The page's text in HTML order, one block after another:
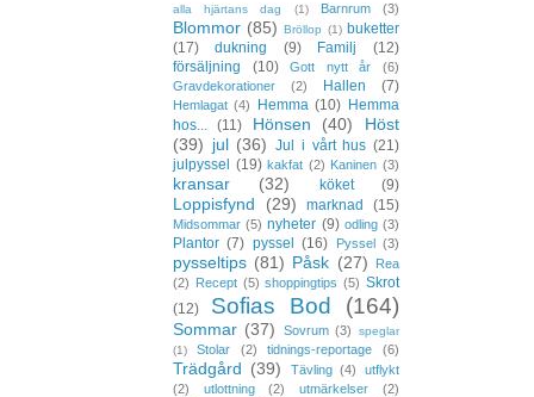
alla hjärtans dag (1) Barnrum (3)
Blommor (85) Bröllop (1) buketter
(17)
dukning (9) Familj
(12)
försäljning
(10) Gott nytt år
(6)
Gravdekorationer
(2) Hallen (7)
Hemlagat (4) Hemma (10) Hemma
hos...
(11) Hönsen (40)
Höst
(39) jul (36) Jul i vårt hus (21)
julpyssel
(19) kakfat (2) Kaninen (3)
kransar (32) köket (9)
Loppisfynd (29) marknad (15)
Midsommar (5) nyheter (9) odling (3)
Plantor (7) pyssel (16) Pyssel (3)
pysseltips (81) Påsk (27)
Rea
(2) Recept (5) shoppingtips (5) Skrot
(12)
Sofias Bod (164)
Sommar (37) Sovrum (3)
speglar
(1)
Stolar (2) tidnings-reportage (6)
Trädgård (39) Tävling (4)
utflykt
(2)
utlottning (2) utmärkelser (2)